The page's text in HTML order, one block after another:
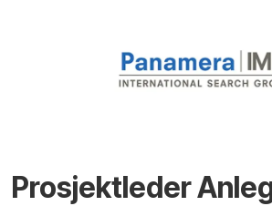
Prosjektleder